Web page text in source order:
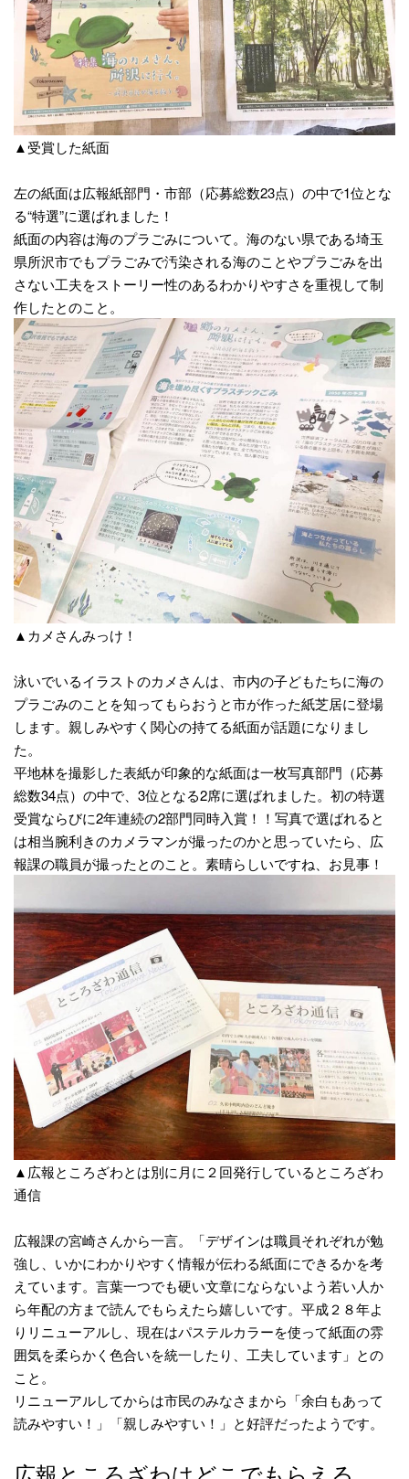
▲受賞した紙面
左の紙面は広報紙部門・市部（応募総数23点）の中で1位とな
る“特選”に選ばれました！
紙面の内容は海のプラごみについて。海のない県である埼玉
県所沢市でもプラごみで汚染される海のことやプラごみを出
さない工夫をストーリー性のあるわかりやすさを重視して制
作したとのこと。
▲カメさんみっけ！
泳いでいるイラストのカメさんは、市内の子どもたちに海の
プラごみのことを知ってもらおうと市が作った紙芝居に登場
します。親しみやすく関心の持てる紙面が話題になりまし
た。
平地林を撮影した表紙が印象的な紙面は一枚写真部門（応募
総数34点）の中で、3位となる2席に選ばれました。初の特選
受賞ならびに2年連続の2部門同時入賞！！写真で選ばれると
は相当腕利きのカメラマンが撮ったのかと思っていたら、広
報課の職員が撮ったとのこと。素晴らしいですね、お見事！
▲広報ところざわとは別に月に２回発行しているところざわ
通信
広報課の宮崎さんから一言。「デザインは職員それぞれが勉
強し、いかにわかりやすく情報が伝わる紙面にできるかを考
えています。言葉一つでも硬い文章にならないよう若い人か
ら年配の方まで読んでもらえたら嬉しいです。平成２８年よ
りリニューアルし、現在はパステルカラーを使って紙面の雰
囲気を柔らかく色合いを統一したり、工夫しています」との
こと。
リニューアルしてからは市民のみなさまから「余白もあって
読みやすい！」「親しみやすい！」と好評だったようです。